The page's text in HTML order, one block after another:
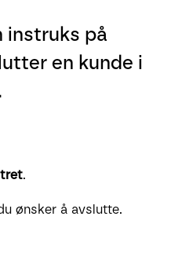
instruks på
en kunde i
.
ønsker å avslutte.